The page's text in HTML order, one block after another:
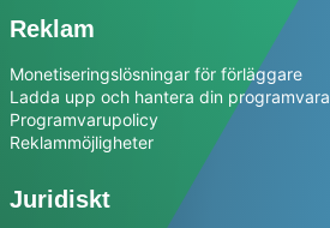
Reklam
Monetiseringslösningar för förläggare
Ladda upp och hantera din programvara
Programvarupolicy
Reklammöjligheter
Juridiskt